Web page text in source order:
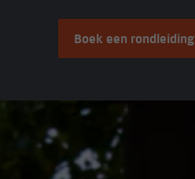
Boek een rondleiding